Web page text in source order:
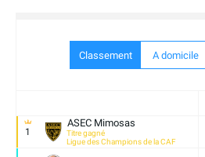
Classement A domicile
1
ASEC Mimosas
Titre gagné
Ligue des Champions de la CAF